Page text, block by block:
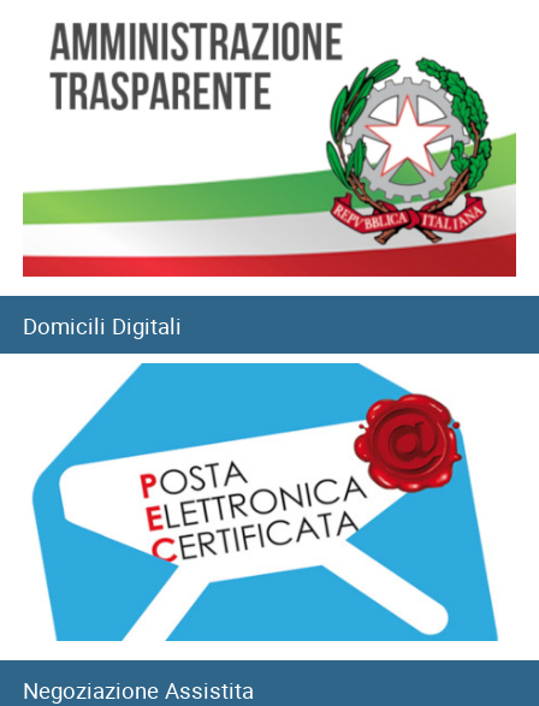
Long Term Care e Home Care Premium: le graduatorie di...
06/08/2026
Mutui ipotecari: pubblicazione graduatorie di luglio 2026
05/08/2026
Sisma del 4 agosto: chiusura temporanea Direzione
Convitti nazionali, rinnovo benefici per l’anno scolastico
05/08/2026
Filiale di Pozzuoli: chiusura temporanea a seguito di
eventi sismici
Domicili Digitali
Negoziazione Assistita